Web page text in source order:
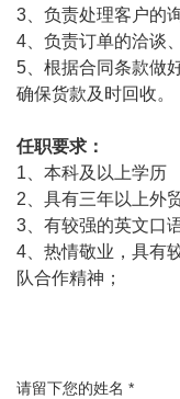
3、负责处理客户的
4、负责订单的洽谈
5、根据合同条款做
确保货款及时回收。
任职要求：
1、本科及以上学历
2、具有三年以上外
3、有较强的英文口
4、热情敬业，具有
队合作精神；
请留下您的姓名 *